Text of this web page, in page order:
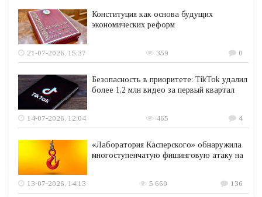
Конституция как основа будущих
экономических реформ
21-07-2026, 15:37 359 0
Безопасность в приоритете: TikTok удалил
более 1,2 млн видео за первый квартал
14-07-2026, 12:04 465 4
«Лаборатория Касперского» обнаружила
многоступенчатую фишинговую атаку на
13-07-2026, 14:13 5 660 136